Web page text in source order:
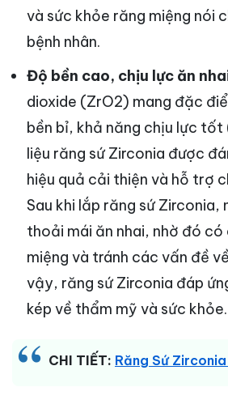
và sức khỏe răng miệng nói
bệnh nhân.
Độ bền cao, chịu lực ăn
dioxide (ZrO2) mang đặc
bền bỉ, khả năng chịu lực
liệu răng sứ Zirconia được
hiệu quả cải thiện và hỗ trợ
Sau khi lắp răng sứ Zirconia,
thoải mái ăn nhai, nhờ đó
miệng và tránh các vấn đề
vậy, răng sứ Zirconia đáp
kép về thẩm mỹ và sức khỏe.
CHI TIẾT: Răng Sứ